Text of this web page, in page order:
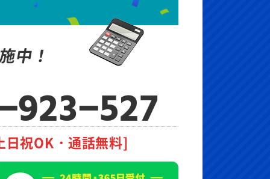
中！
923-527
日祝OK・通話無料]